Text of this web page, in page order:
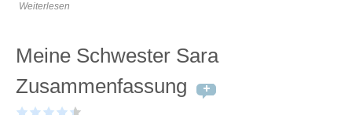
Weiterlesen
Meine Schwester Sara
Zusammenfassung